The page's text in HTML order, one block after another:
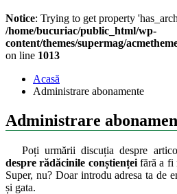
Notice: Trying to get property
/home/bucuriac/public_html/wp-
content/themes/supermag/
on line 1013
Acasă
Administrare abonamente
Administrare
Poți urmării discuția despre
despre rădăcinile conștiențeifără a fi
Super, nu? Doar introdu adresa ta de
și gata.